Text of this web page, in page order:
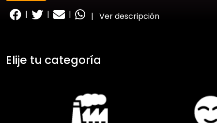
| | | | Ver descripción
Elije tu categoría